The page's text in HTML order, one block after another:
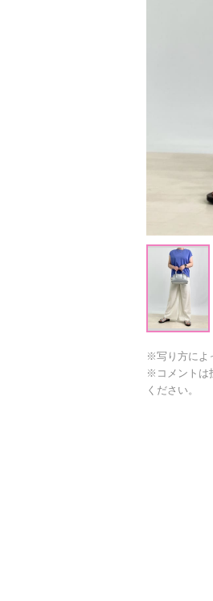
※写り方によ
※コメントは
ください。